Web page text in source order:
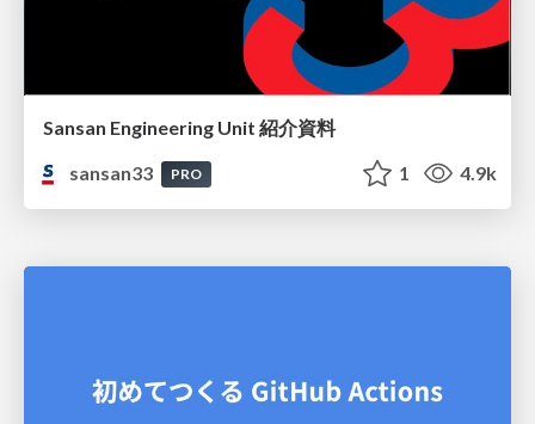
Sansan Engineering Unit 紹介資料
sansan33
PRO 1 4.9k